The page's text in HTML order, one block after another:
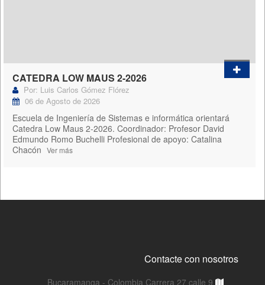
CATEDRA LOW MAUS 2-2026
Por: Luis Carlos Gómez Flórez
06 de Agosto de 2026
Escuela de Ingeniería de Sistemas e informática orientará
Catedra Low Maus 2-2026. Coordinador: Profesor David
Edmundo Romo Buchelli Profesional de apoyo: Catalina
Chacón Ver más
Contacte con nosotros
Bucaramanga - Colombia Carrera 27 calle 9